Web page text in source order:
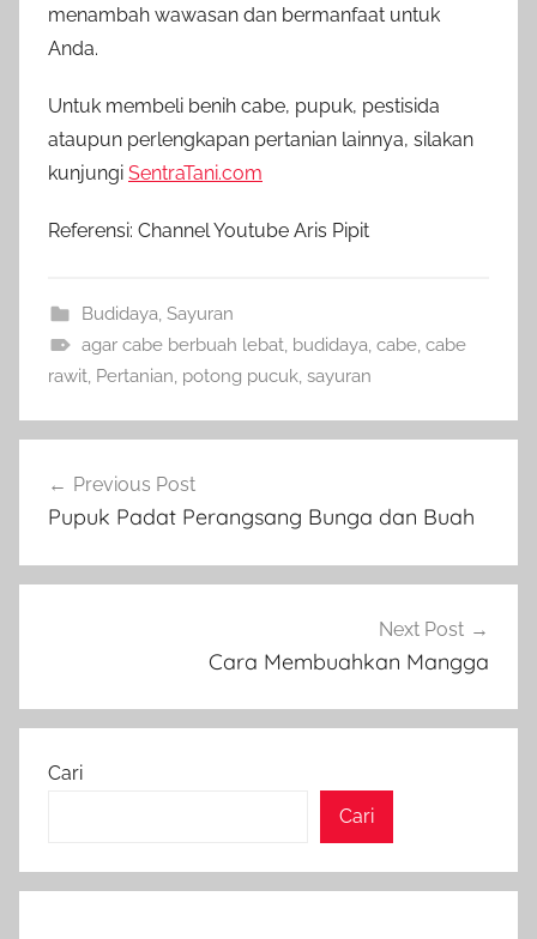
menambah wawasan dan bermanfaat untuk
Anda.
Untuk membeli benih cabe, pupuk, pestisida
ataupun perlengkapan pertanian lainnya, silakan
kunjungi SentraTani.com
Referensi: Channel Youtube Aris Pipit
Budidaya, Sayuran
agar cabe berbuah lebat, budidaya, cabe, cabe
rawit, Pertanian, potong pucuk, sayuran
pos
Previous Post
Pupuk Padat Perangsang Bunga dan Buah
Next Post
Cara Membuahkan Mangga
Cari
Cari